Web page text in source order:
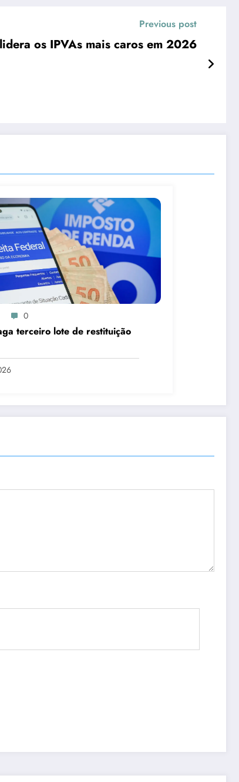
Previous post
os IPVAs mais caros em 2026
0
terceiro lote de restituição